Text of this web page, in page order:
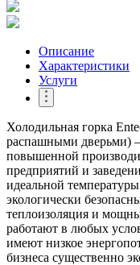
Описание
Характеристики
Услуги
Холодильная горка
распашными дверьми)
повышенной
предприятий и
идеальной
экологически
теплоизоляция и
работают в любых
имеют низкое
бизнеса существенно